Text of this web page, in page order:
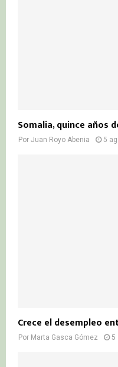
Somalia, quince años
Por Juan Royo Abenia 5
Crece el desempleo
Por Marta Gasca Gómez 5